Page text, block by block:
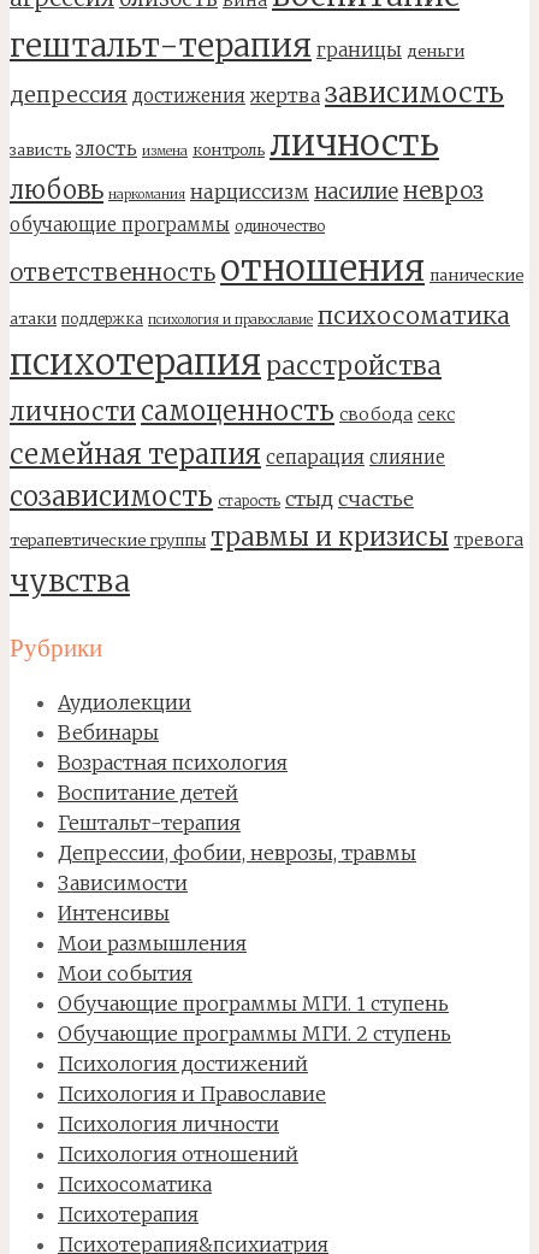
гештальт-терапия границы деньги
депрессия достижения жертва зависимость
зависть злость измена контроль личность
любовь наркомания нарциссизм насилиеневроз
обучающие программы одиночество
ответственность отношения панические
атаки поддержка психология и православие психосоматика
психотерапия расстройства
личности самоценность свобода секс
семейная терапия сепарация слияние
созависимость старость стыд счастье
терапевтические группы травмы и кризисы тревога
чувства
Рубрики
Аудиолекции
Вебинары
Возрастная психология
Воспитание детей
Гештальт-терапия
Депрессии, фобии, неврозы, травмы
Зависимости
Интенсивы
Мои размышления
Мои события
Обучающие программы МГИ. 1 ступень
Обучающие программы МГИ. 2 ступень
Психология достижений
Психология и Православие
Психология личности
Психология отношений
Психосоматика
Психотерапия
Психотерапия&психиатрия